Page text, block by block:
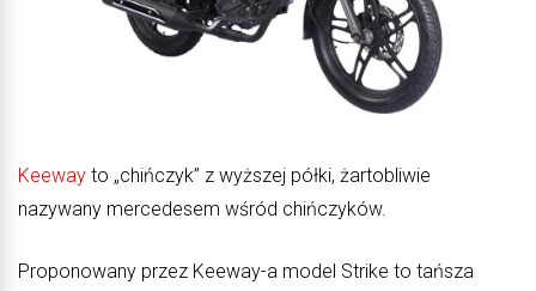
Keeway to „chińczyk” z wyższej półki, żartobliwie
nazywany mercedesem wśród chińczyków.
Proponowany przez Keeway-a model Strike to tańsza